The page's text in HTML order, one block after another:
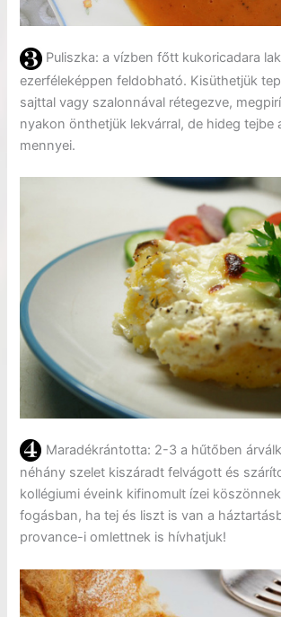
Puliszka: a vízben főtt kukoricadara
ezerféleképpen feldobható. Kisüthetjük
sajttal vagy szalonnával rétegezve,
nyakon önthetjük lekvárral, de hideg tejbe
mennyei.
Maradékrántotta: 2-3 a hűtőben
néhány szelet kiszáradt felvágott és
kollégiumi éveink kifinomult ízei
fogásban, ha tej és liszt is van a
provance-i omlettnek is hívhatjuk!